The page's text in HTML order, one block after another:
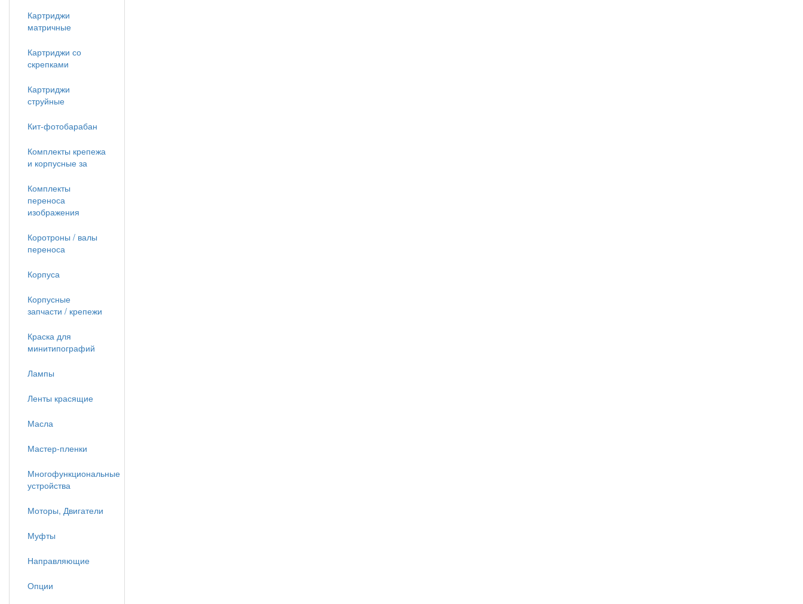
Картриджи
матричные
Картриджи со
скрепками
Картриджи
струйные
Кит-фотобарабан
Комплекты крепежа
и корпусные за
Комплекты
переноса
изображения
Коротроны / валы
переноса
Корпуса
Корпусные
запчасти / крепежи
Краска для
минитипографий
Лампы
Ленты красящие
Масла
Мастер-пленки
Многофункциональные
устройства
Моторы, Двигатели
Муфты
Направляющие
Опции